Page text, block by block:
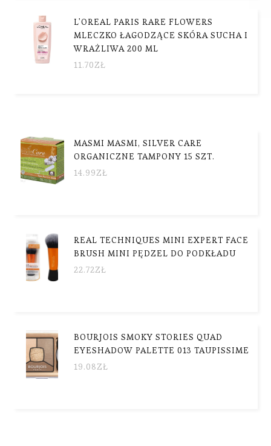
L'OREAL PARIS RARE FLOWERS
MLECZKO ŁAGODZĄCE SKÓRA SUCHA I
WRAŻLIWA 200 ML
11.70ZŁ
MASMI MASMI, SILVER CARE
ORGANICZNE TAMPONY 15 SZT.
14.99ZŁ
REAL TECHNIQUES MINI EXPERT FACE
BRUSH MINI PĘDZEL DO PODKŁADU
22.72ZŁ
BOURJOIS SMOKY STORIES QUAD
EYESHADOW PALETTE 013 TAUPISSIME
19.08ZŁ